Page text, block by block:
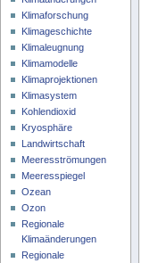
Klimaforschung
Klimageschichte
Klimaleugnung
Klimamodelle
Klimaprojektionen
Klimasystem
Kohlendioxid
Kryosphäre
Landwirtschaft
Meeresströmungen
Meeresspiegel
Ozean
Ozon
Regionale
Klimaänderungen
Regionale